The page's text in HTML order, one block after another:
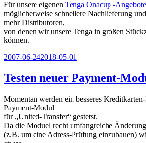
Für unsere eigenen Tenga Onacup -Angebote
möglicherweise schnellere Nachlieferung
mehr Distributoren,
von denen wir unsere Tenga in großen
können.
Veröffentlicht
2007-06-242018-05-01
Testen neuer Payment-
Momentan werden ein besseres
Payment-Modul
für „United-Transfer“ gestetst.
Da die Moduel recht umfangreiche
(z.B. um eine Adress-Prüfung einzubauen)